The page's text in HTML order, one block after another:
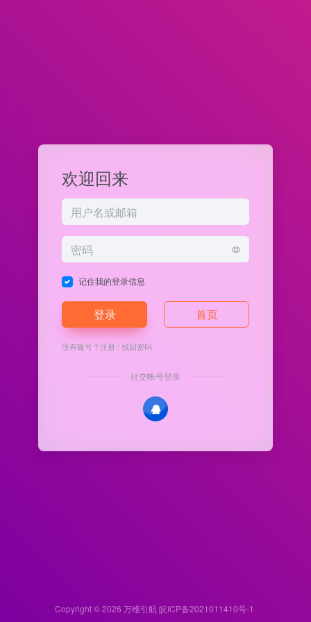
欢迎回来
记住我的登录信息
登录 首页
没有账号？注册/找回密码
社交帐号登录
Copyright © 2026 万维引航 皖ICP备2021011410号-1